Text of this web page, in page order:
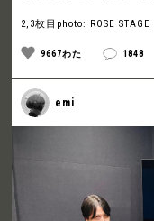
2,3枚目photo: ROSE
9667わた 1848
emi